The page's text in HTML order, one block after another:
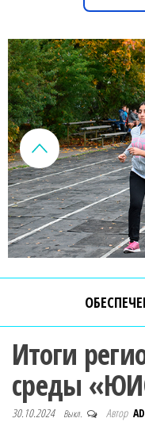
Итоги
среды
30.10.2024 Выкл. Автор